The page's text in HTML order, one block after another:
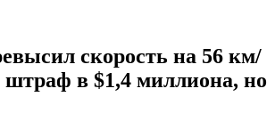
скорость на 56 км/
в $1,4 миллиона, но